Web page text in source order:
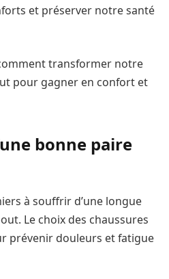
et préserver notre santé
transformer notre
pour gagner en confort et
bonne paire
à souffrir d’une longue
Le choix des chaussures
prévenir douleurs et fatigue